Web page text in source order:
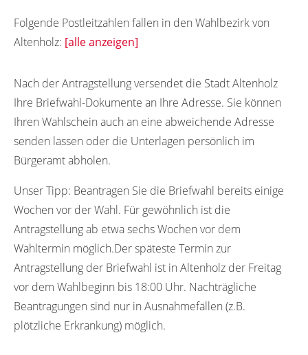
Folgende Postleitzahlen fallen in den Wahlbezirk von
Altenholz: [alle anzeigen]
Nach der Antragstellung versendet die Stadt Altenholz
Ihre Briefwahl-Dokumente an Ihre Adresse. Sie können
Ihren Wahlschein auch an eine abweichende Adresse
senden lassen oder die Unterlagen persönlich im
Bürgeramt abholen.
Unser Tipp: Beantragen Sie die Briefwahl bereits einige
Wochen vor der Wahl. Für gewöhnlich ist die
Antragstellung ab etwa sechs Wochen vor dem
Wahltermin möglich.Der späteste Termin zur
Antragstellung der Briefwahl ist in Altenholz der Freitag
vor dem Wahlbeginn bis 18:00 Uhr. Nachträgliche
Beantragungen sind nur in Ausnahmefällen (z.B.
plötzliche Erkrankung) möglich.